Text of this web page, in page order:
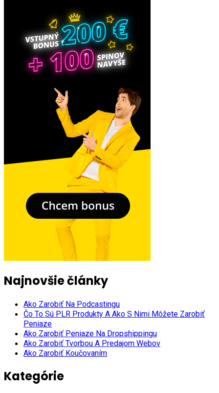
Najnovšie články
Ako Zarobiť Na Podcastingu
Čo To Sú PLR Produkty A Ako S Nimi Môžete Zarobiť
Peniaze
Ako Zarobiť Peniaze Na Dropshippingu
Ako Zarobiť Tvorbou A Predajom Webov
Ako Zarobiť Koučovaním
Kategórie